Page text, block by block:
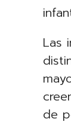
Las
de